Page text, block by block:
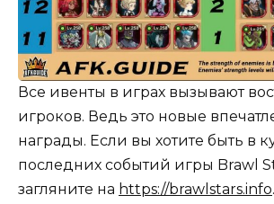
Все ивенты в играх вызывают
игроков. Ведь это новые
награды. Если вы хотите быть в
последних событий игры Brawl
загляните на https://brawlstars.info